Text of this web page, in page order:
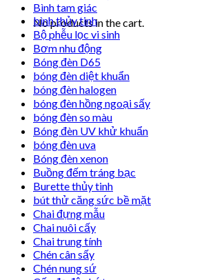
No products in the cart.
Bình tam giác
bình thủy tinh
Bộ phễu lọc vi sinh
Bơm nhu động
Bóng đèn D65
bóng đèn diệt khuẩn
bóng đèn halogen
bóng đèn hồng ngoại sấy
bóng đèn so màu
Bóng đèn UV khử khuẩn
bóng đèn uva
Bóng đèn xenon
Buồng đếm tráng bạc
Burette thủy tinh
bút thử căng sức bề mặt
Chai đựng mẫu
Chai nuôi cấy
Chai trung tính
Chén cân sấy
Chén nung sứ